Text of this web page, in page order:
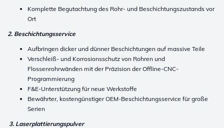
Komplette Begutachtung des Rohr- und Beschichtungszustands vor
Ort
2. Beschichtungsservice
Aufbringen dicker und dünner Beschichtungen auf massive Teile
Verschleiß- und Korrosionsschutz von Rohren und
Flossenrohrwänden mit der Präzision der Offline-CNC-
Programmierung
F&E-Unterstützung für neue Werkstoffe
Bewährter, kostengünstiger OEM-Beschichtungsservice für große
Serien
3. Laserplattierungspulver